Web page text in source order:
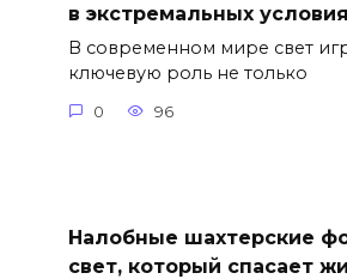
в экстремальных
В современном мире свет
ключевую роль не только
0 96
Налобные шахтерские
свет, который спасает